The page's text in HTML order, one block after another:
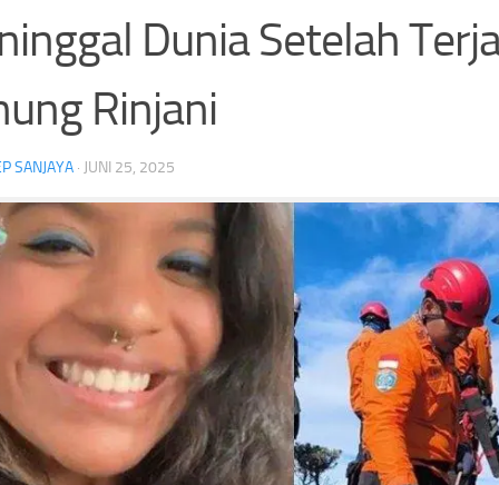
Dunia Setelah
Rinjani
SANJAYA · JUNI 25, 2025
Presiden 2026,Persebaya Juara Piala
Presiden
Fandi Cerita Darah
Persahabatannya
Headline Persebaya
Piala Presiden